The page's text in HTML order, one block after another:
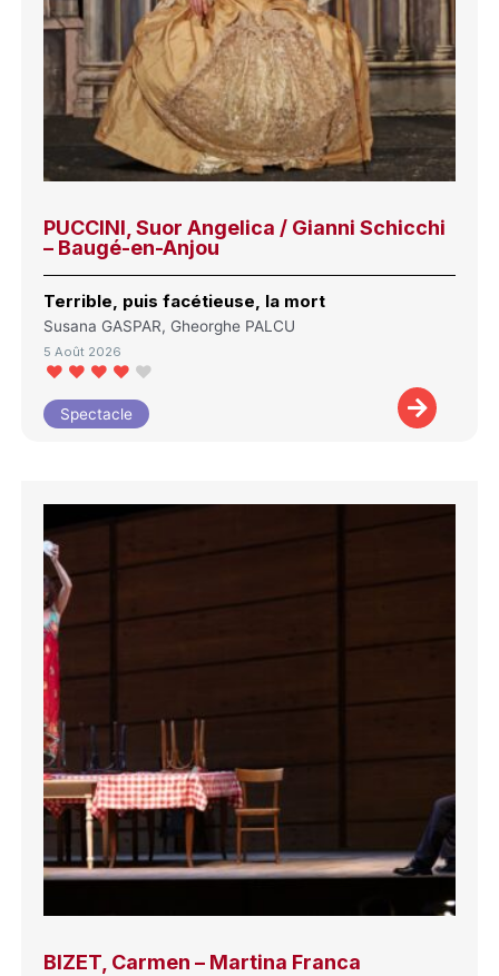
PUCCINI, Suor Angelica / Gianni Schicchi
– Baugé-en-Anjou
Terrible, puis facétieuse, la mort
Susana GASPAR, Gheorghe PALCU
5 Août 2026
Spectacle
BIZET, Carmen – Martina Franca